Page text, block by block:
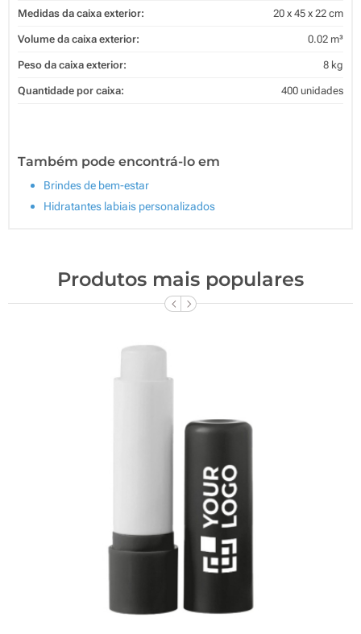
Medidas da caixa exterior: 20 x 45 x 22 cm
Volume da caixa exterior: 0.02 m³
Peso da caixa exterior: 8 kg
Quantidade por caixa: 400 unidades
Também pode encontrá-lo em
Brindes de bem-estar
Hidratantes labiais personalizados
Produtos mais populares